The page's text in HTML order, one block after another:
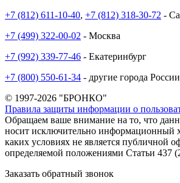
+7 (812) 611-10-40, +7 (812) 318-30-72 -
+7 (499) 322-00-02 - Москва
+7 (992) 339-77-46 - Екатеринбург
+7 (800) 550-61-34 - другие города России
© 1997-2026 "БРОНКО"
Правила защиты информации о
Обращаем ваше внимание на то, что
носит исключительно информационный
каких условиях не является публичной
определяемой положениями Статьи 437
Заказать обратный звонок